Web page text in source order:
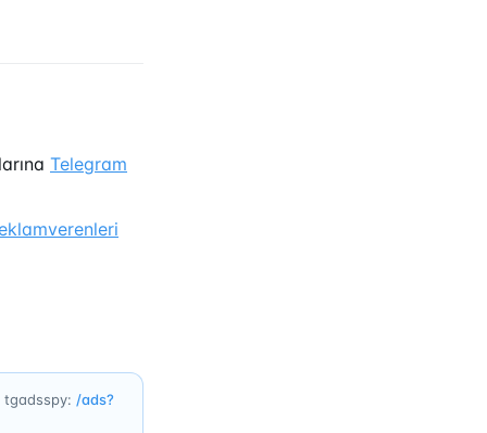
Telegram
/ads?